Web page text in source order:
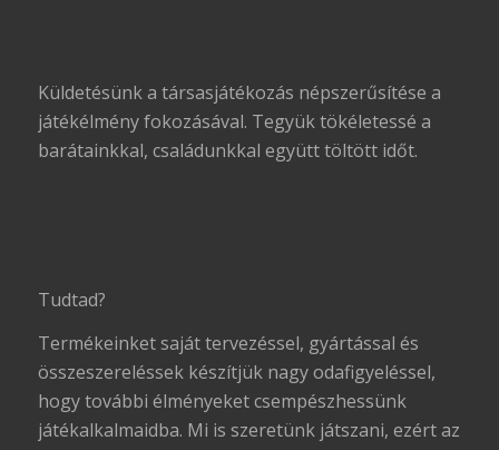
Küldetésünk a társasjátékozás népszerűsítése a
játékélmény fokozásával. Tegyük tökéletessé a
barátainkkal, családunkkal együtt töltött időt.
Tudtad?
Termékeinket saját tervezéssel, gyártással és
összeszereléssek készítjük nagy odafigyeléssel,
hogy további élményeket csempészhessünk
játékalkalmaidba. Mi is szeretünk játszani, ezért az